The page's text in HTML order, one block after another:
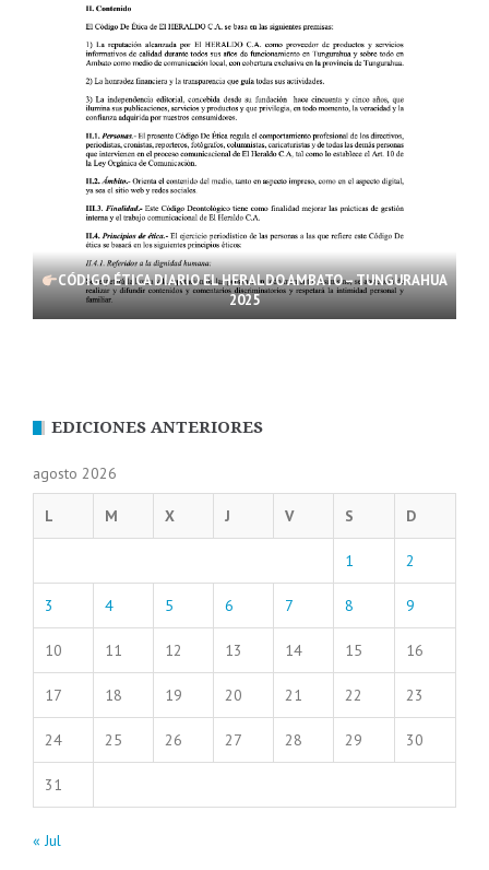
CÓDIGO ÉTICA DIARIO EL HERALDO AMBATO – TUNGURAHUA
2025
EDICIONES ANTERIORES
agosto 2026
L M X J V S D
1 2
3 4 5 6 7 8 9
10 11 12 13 14 15 16
17 18 19 20 21 22 23
24 25 26 27 28 29 30
31
« Jul